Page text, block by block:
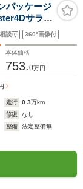
パッケージ
サラウ
トライ
スチャー
きパワ
談可 360°画像付
本体価格
753.0万円
走行 0.3万km
修復
なし
整備
法定整備無